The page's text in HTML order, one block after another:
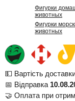
Фигурки
животных
Фигурки
животных
💵 Вартість
📅 Відправка
🤝 Оплата при